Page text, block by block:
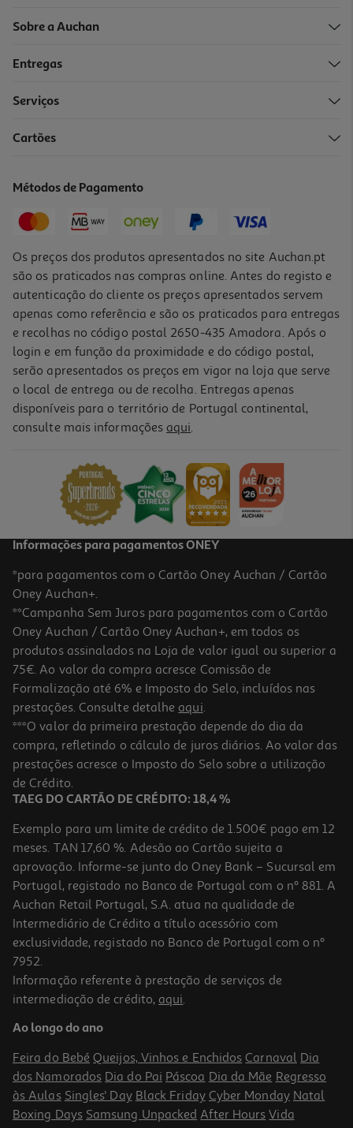
Creme Fluido Solar The Saem Eco Earth Spf50+ 50g
19,99 €
-40%
Gel Solar The Saem Jeju Fresh Aloe Spf50 50gr
217.6 €/Kg
Price reduced from
17,99 €to
10,88 €
Promoção
Stick Olhos The Saem Iceland Colagénio 7g
10.99 €/un
10,99 €
Sobre a Auchan
Entregas
Serviços
Cartões
Métodos de Pagamento
Os preços dos produtos apresentados no site Auchan.pt
são os praticados nas compras online. Antes do registo e
autenticação do cliente os preços apresentados servem
apenas como referência e são os praticados para entregas
e recolhas no código postal 2650-435 Amadora. Após o
login e em função da proximidade e do código postal,
serão apresentados os preços em vigor na loja que serve
o local de entrega ou de recolha. Entregas apenas
disponíveis para o território de Portugal continental,
consulte mais informações aqui.
Informações para pagamentos ONEY
*para pagamentos com o Cartão Oney Auchan / Cartão
Oney Auchan+.
**Campanha Sem Juros para pagamentos com o Cartão
Oney Auchan / Cartão Oney Auchan+, em todos os
produtos assinalados na Loja de valor igual ou superior a
75€. Ao valor da compra acresce Comissão de
Formalização até 6% e Imposto do Selo, incluídos nas
prestações. Consulte detalhe aqui.
***O valor da primeira prestação depende do dia da
compra, refletindo o cálculo de juros diários. Ao valor das
prestações acresce o Imposto do Selo sobre a utilização
de Crédito.
TAEG DO CARTÃO DE CRÉDITO: 18,4 %
Exemplo para um limite de crédito de 1.500€ pago em 12
meses. TAN 17,60 %. Adesão ao Cartão sujeita a
aprovação. Informe-se junto do Oney Bank – Sucursal em
Portugal, registado no Banco de Portugal com o nº 881. A
Auchan Retail Portugal, S.A. atua na qualidade de
Intermediário de Crédito a título acessório com
exclusividade, registado no Banco de Portugal com o nº
7952.
Informação referente à prestação de serviços de
intermediação de crédito, aqui.
Ao longo do ano
Feira do Bebé Queijos, Vinhos e Enchidos Carnaval Dia
dos Namorados Dia do Pai Páscoa Dia da Mãe Regresso
às Aulas Singles' Day Black Friday Cyber Monday Natal
Boxing Days Samsung Unpacked After Hours Vida